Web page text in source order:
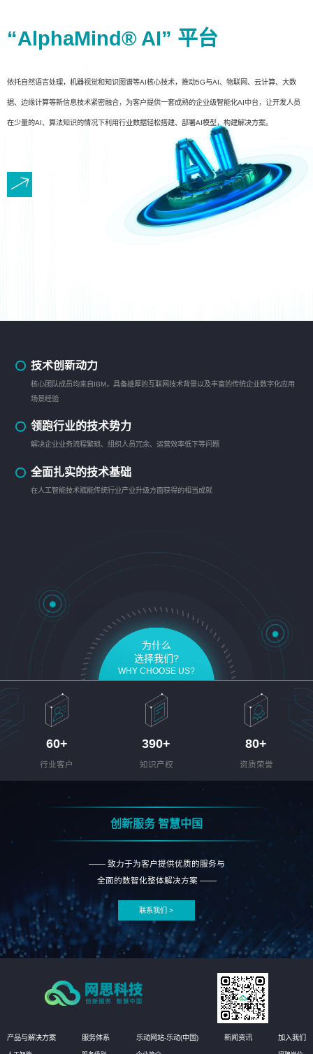
“AlphaMind® AI” 平台
依托自然语言处理，机器视觉和知识图谱等AI核心技术，推动5G与AI、物联网、云计算、大数
据、边缘计算等新信息技术紧密融合，为客户提供一套成熟的企业级智能化AI中台，让开发人员
在少量的AI、算法知识的情况下利用行业数据轻松搭建、部署AI模型，构建解决方案。
技术创新动力
核心团队成员均来自IBM，具备雄厚的互联网技术背景以及丰富的传统企业数字化应用
场景经验
领跑行业的技术势力
解决企业业务流程繁琐、组织人员冗余、运营效率低下等问题
全面扎实的技术基础
在人工智能技术赋能传统行业产业升级方面获得的相当成就
为什么
选择我们?
WHY CHOOSE US?
60+
行业客户
390+
知识产权
80+
资质荣誉
创新服务 智慧中国
—— 致力于为客户提供优质的服务与
全面的数智化整体解决方案 ——
联系我们 >
产品与解决方案 服务体系 乐动网站-乐动(中国) 新闻资讯 加入我们